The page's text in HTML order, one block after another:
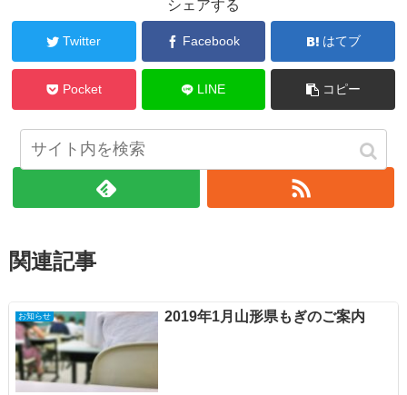
シェアする
Twitter Facebook はてブ
Pocket LINE コピー
関連記事
お知らせ 2019年1月山形県もぎのご案内